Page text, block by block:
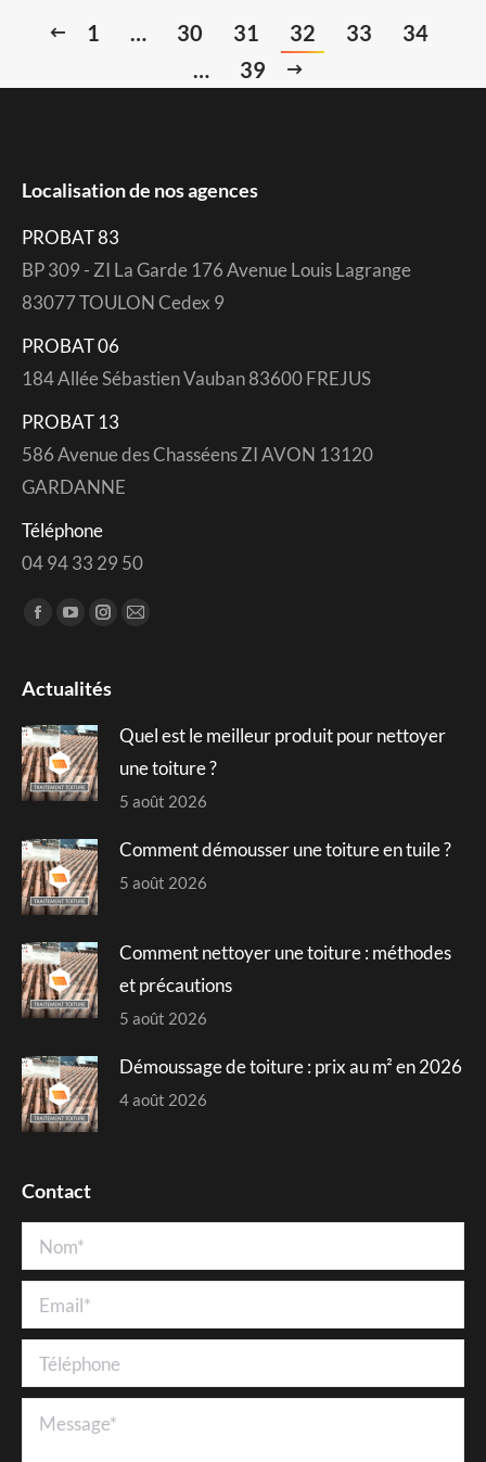
1 … 30 31 32 33
34
…
39
Localisation de nos agences
PROBAT 83
BP 309 - ZI La Garde 176 Avenue Louis Lagrange
83077 TOULON Cedex 9
PROBAT 06
184 Allée Sébastien Vauban 83600 FREJUS
PROBAT 13
586 Avenue des Chasséens ZI AVON 13120
GARDANNE
Téléphone
04 94 33 29 50
Trouvez nous sur :
Facebook
opens
new
window
YouTube
opens
new
window
Instagram
opens
new
window
Mail
new
window
Actualités
Quel est le meilleur produit pour nettoyer
une toiture ?
5 août 2026
Comment démousser une toiture en tuile ?
5 août 2026
Comment nettoyer une toiture : méthodes
et précautions
5 août 2026
Démoussage de toiture : prix au m² en 2026
4 août 2026
Contact